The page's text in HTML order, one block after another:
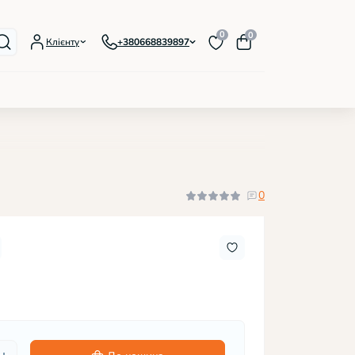
гель-лаки, серія Lumi
гель-лаки Confetti
лаки з пластівцями Yuki
Клієнту +380668839897
0 0
0